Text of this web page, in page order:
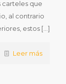
carteles que
al contrario
estos […]
Leer más